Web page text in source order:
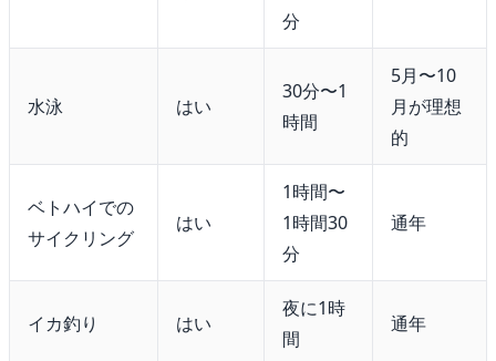
分
水泳 はい
30分〜1
時間
5月〜10
月が理想
的
ベトハイでの
サイクリング
はい
1時間〜
1時間30
分
通年
イカ釣り はい
夜に1時
間
通年